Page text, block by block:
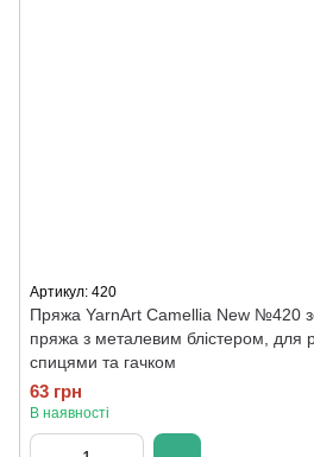
Артикул: 420
Пряжа YarnArt Camellia New №420
пряжа з металевим блістером, для
спицями та гачком
63 грн
В наявності